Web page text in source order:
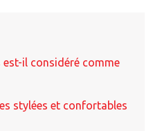
est-il considéré comme
stylées et confortables